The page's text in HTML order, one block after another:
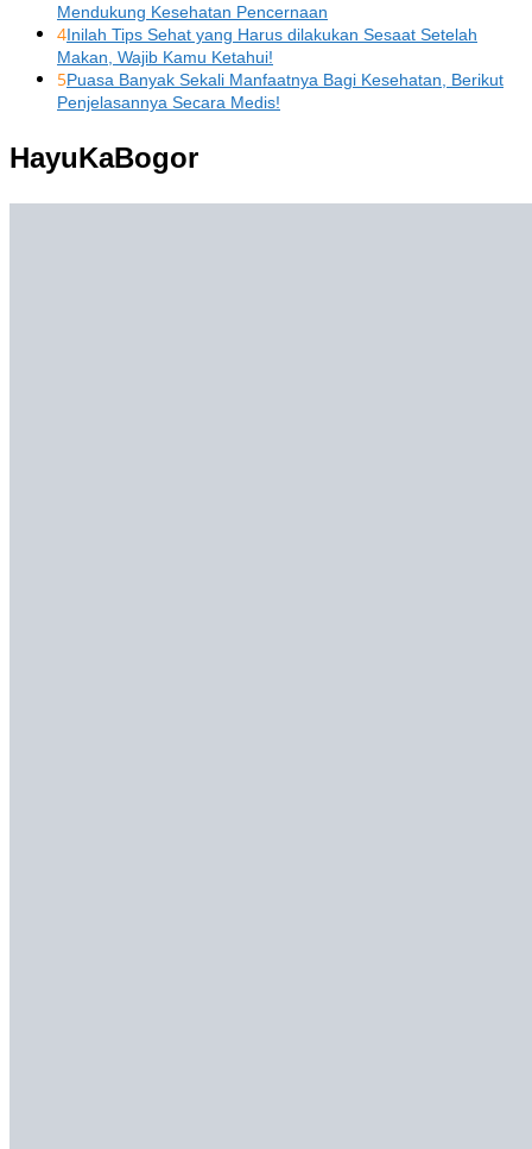
Mendukung Kesehatan Pencernaan
4Inilah Tips Sehat yang Harus dilakukan Sesaat Setelah
Makan, Wajib Kamu Ketahui!
5Puasa Banyak Sekali Manfaatnya Bagi Kesehatan, Berikut
Penjelasannya Secara Medis!
HayuKaBogor